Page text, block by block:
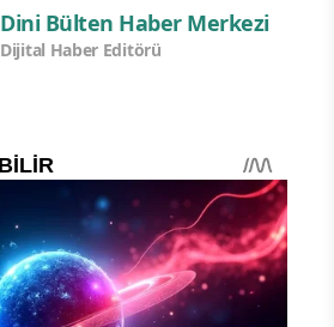
Dini Bülten Haber Merkezi
Dijital Haber Editörü